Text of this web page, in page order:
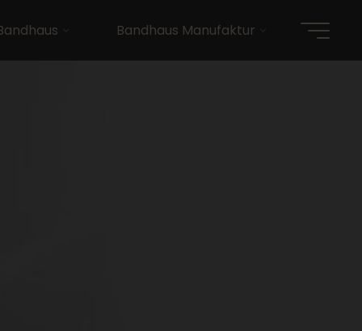
Bandhaus Manufaktur